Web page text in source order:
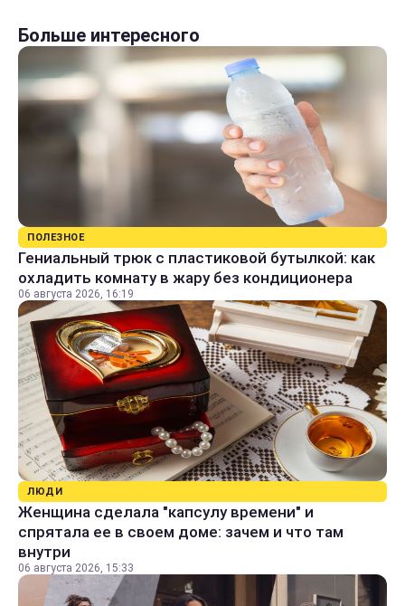
Больше интересного
ПОЛЕЗНОЕ
Гениальный трюк с пластиковой бутылкой: как
охладить комнату в жару без кондиционера
06 августа 2026, 16:19
ЛЮДИ
Женщина сделала "капсулу времени" и
спрятала ее в своем доме: зачем и что там
внутри
06 августа 2026, 15:33